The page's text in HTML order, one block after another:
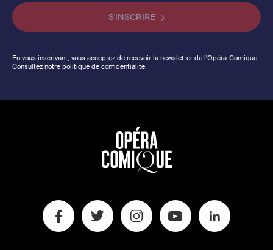
En vous inscrivant, vous acceptez de recevoir la newsletter de l'Opéra-Comique.
Consultez notre politique de confidentialité.